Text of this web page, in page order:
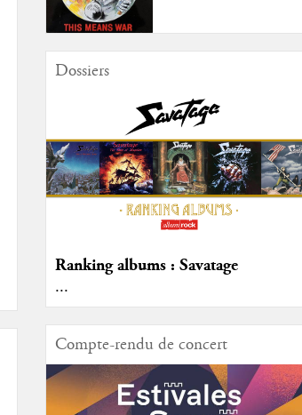
Dossiers
Ranking albums : Savatage
...
Compte-rendu de concert